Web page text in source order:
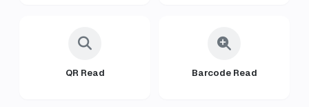
QR Read Barcode Read